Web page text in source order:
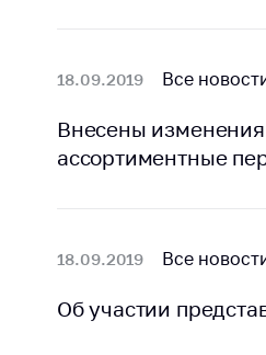
18.09.2019 Все
Внесены
ассортиментные
18.09.2019 Все
Об участии